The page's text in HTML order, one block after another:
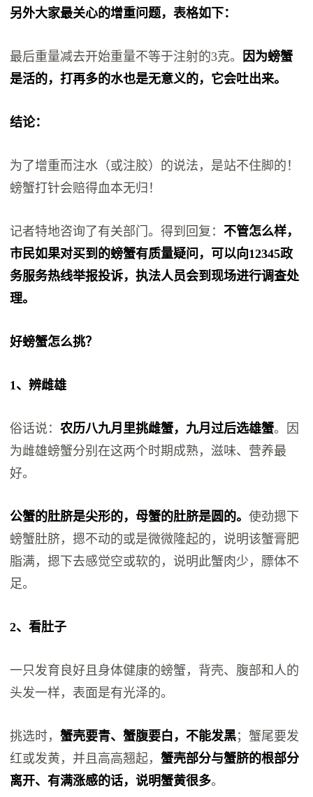
另外大家最关心的增重问题，表格如下：
最后重量减去开始重量不等于注射的3克。
因为螃蟹
是活的，打再多的水也是无意义的，它会吐出来。
结论：
为了增重而注水（或注胶）的说法，是站不住脚的！
螃蟹打针会赔得血本无归！
记者特地咨询了有关部门。得到回复：不管怎么样，
市民如果对买到的螃蟹有质量疑问，可以向12345政
务服务热线举报投诉，执法人员会到现场进行调查处
理。
好螃蟹怎么挑？
1、辨雌雄
俗话说：农历八九月里挑雌蟹，九月过后选雄蟹。因
为雌雄螃蟹分别在这两个时期成熟，滋味、营养最
好。
公蟹的肚脐是尖形的，母蟹的肚脐是圆的。使劲摁下
螃蟹肚脐，摁不动的或是微微隆起的，说明该蟹膏肥
脂满，摁下去感觉空或软的，说明此蟹肉少，膘体不
足。
2、看肚子
一只发育良好且身体健康的螃蟹，背壳、腹部和人的
头发一样，表面是有光泽的。
挑选时，蟹壳要青、蟹腹要白，不能发黑；蟹尾要发
红或发黄，并且高高翘起，蟹壳部分与蟹脐的根部分
离开、有满涨感的话，说明蟹黄很多。